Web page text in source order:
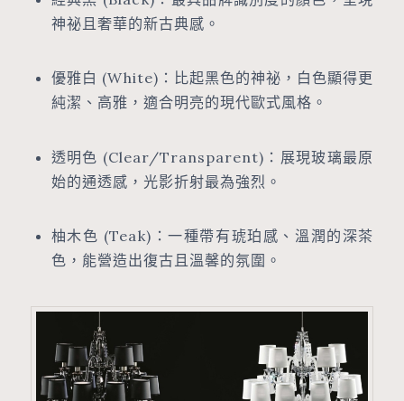
神祕且奢華的新古典感。
優雅白 (White)：比起黑色的神祕，白色顯得更
純潔、高雅，適合明亮的現代歐式風格。
透明色 (Clear/Transparent)：展現玻璃最原
始的通透感，光影折射最為強烈。
柚木色 (Teak)：一種帶有琥珀感、溫潤的深茶
色，能營造出復古且溫馨的氛圍。